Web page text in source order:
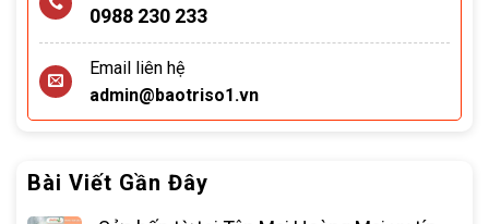
0988 230 233
Email liên hệ
admin@baotriso1.vn
Bài Viết Gần Đây